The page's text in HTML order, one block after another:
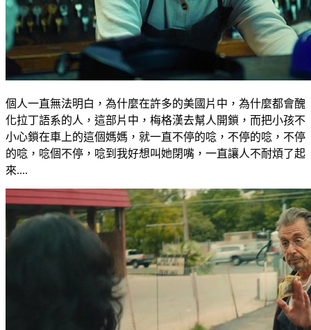
個人一直無法明白，為什麼在許多的美國片中，為什麼都會醜
化拉丁語系的人，這部片中，梅格漢去幫人開鎖，而把小孩不
小心鎖在車上的這個媽媽，就一直不停的唸，不停的唸，不停
的唸，唸個不停，唸到我好想叫她閉嘴，一直讓人不耐煩了起
來....